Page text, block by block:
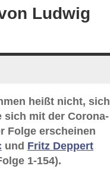
Ludwig
heißt nicht, sich
sich mit der Corona-
Folge erscheinen
und Fritz Deppert
1-154).